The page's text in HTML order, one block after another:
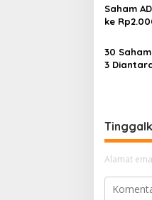
Saham
ke
30
3
Alamat